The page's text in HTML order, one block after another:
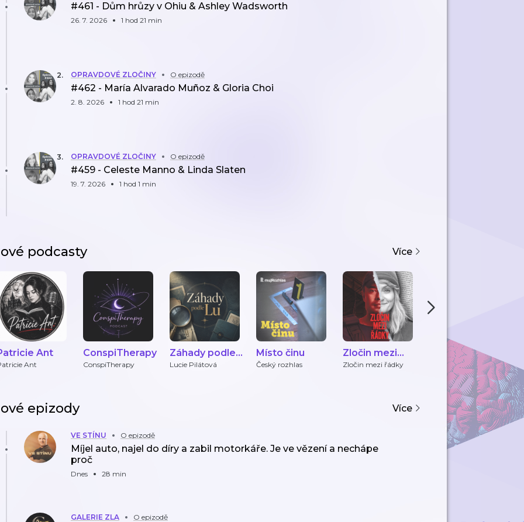
#461 - Dům hrůzy v Ohiu & Ashley Wadsworth
26. 7. 2026 1 hod 21 min
2. OPRAVDOVÉ ZLOČINY O epizodě
#462 - María Alvarado Muñoz & Gloria Choi
2. 8. 2026 1 hod 21 min
3. OPRAVDOVÉ ZLOČINY O epizodě
#459 - Celeste Manno & Linda Slaten
19. 7. 2026 1 hod 1 min
podcasty Více
Ant
Ant
ConspiTherapy
ConspiTherapy
Záhady podle
Lu
Lucie Pilátová
Místo činu
Český rozhlas
Zločin mezi
řádky
Zločin mezi řádky
Po stopách zla
Milan Říský V
epizody Více
VE STÍNU O epizodě
Míjel auto, najel do díry a zabil motorkáře. Je ve vězení a nechápe
proč
Dnes 28 min
GALERIE ZLA O epizodě